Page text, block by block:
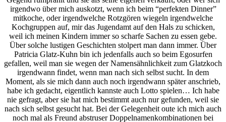
irgendwo über mich auskotzt, wenn ich beim “perfekten Dinner”
mitkoche, oder irgendwelche Rotzgören wiegeln irgendwelche
Kochgruppen auf, mir das Jugendamt auf den Hals zu schicken,
weil ich meinen Kindern immer so scharfe Sachen zu essen gebe.
Über solche lustigen Geschichten stolpert man dann immer. Über
Patricia Glatz-Kuhn bin ich jedenfalls auch so beim Egosurfen
gefallen, weil man sie wegen der Namensähnlichkeit zum Glatzkoch
irgendwann findet, wenn man nach sich selbst sucht. In dem
Moment, als sie mich dann auch noch irgendwann später anschrieb,
habe ich gedacht, eigentlich kannste auch Lotto spielen… Ich habe
nie gefragt, aber sie hat mich bestimmt auch nur gefunden, weil sie
nach sich selbst gesucht hat. Bei der Gelegenheit oute ich mich auch
noch mal als Freund abstruser Doppelnamenkombinationen bei